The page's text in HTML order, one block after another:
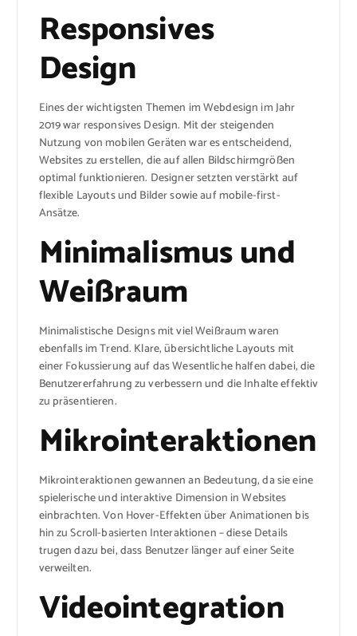
Responsives
Design
Eines der wichtigsten Themen im Webdesign im Jahr
2019 war responsives Design. Mit der steigenden
Nutzung von mobilen Geräten war es entscheidend,
Websites zu erstellen, die auf allen Bildschirmgrößen
optimal funktionieren. Designer setzten verstärkt auf
flexible Layouts und Bilder sowie auf mobile-first-
Ansätze.
Minimalismus und
Weißraum
Minimalistische Designs mit viel Weißraum waren
ebenfalls im Trend. Klare, übersichtliche Layouts mit
einer Fokussierung auf das Wesentliche halfen dabei, die
Benutzererfahrung zu verbessern und die Inhalte effektiv
zu präsentieren.
Mikrointeraktionen
Mikrointeraktionen gewannen an Bedeutung, da sie eine
spielerische und interaktive Dimension in Websites
einbrachten. Von Hover-Effekten über Animationen bis
hin zu Scroll-basierten Interaktionen – diese Details
trugen dazu bei, dass Benutzer länger auf einer Seite
verweilten.
Videointegration